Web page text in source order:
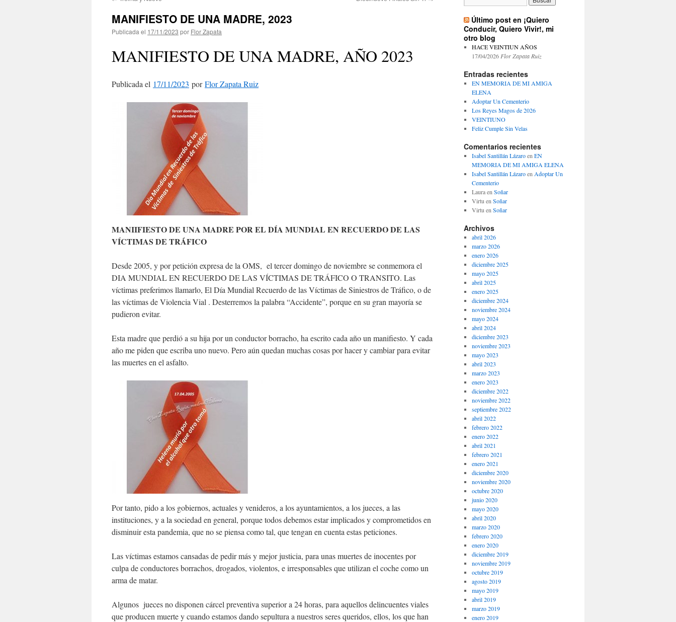
contenido
MANIFIESTO DE UNA MADRE, 2023
Publicada el 17/11/2023 por Flor Zapata
MANIFIESTO DE UNA MADRE, AÑO 2023
Publicada el 17/11/2023 porFlor Zapata Ruiz
MANIIFIESTO DE UNA MADRE POR EL DÍA MUNDIAL EN RECUERDO DE LAS
VÍCTIMAS DE TRÁFICO
Desde 2005, y por petición expresa de la OMS, el tercer domingo de noviembre se conmemora el
DIA MUNDIAL EN RECUERDO DE LAS VÍCTIMAS DE TRÁFICO O TRANSITO. Las
víctimas preferimos llamarlo, El Día Mundial Recuerdo de las Víctimas de Siniestros de Tráfico, o de
las víctimas de Violencia Vial . Desterremos la palabra “Accidente”, porque en su gran mayoría se
pudieron evitar.
Esta madre que perdió a su hija por un conductor borracho, ha escrito cada año un manifiesto. Y cada
año me piden que escriba uno nuevo. Pero aún quedan muchas cosas por hacer y cambiar para evitar
las muertes en el asfalto.
Por tanto, pido a los gobiernos, actuales y venideros, a los ayuntamientos, a los jueces, a las
instituciones, y a la sociedad en general, porque todos debemos estar implicados y comprometidos en
disminuir esta pandemia, que no se piensa como tal, que tengan en cuenta estas peticiones.
Las víctimas estamos cansadas de pedir más y mejor justicia, para unas muertes de inocentes por
culpa de conductores borrachos, drogados, violentos, e irresponsables que utilizan el coche como un
arma de matar.
Algunos jueces no disponen cárcel preventiva superior a 24 horas, para aquellos delincuentes viales
que producen muerte y cuando estamos dando sepultura a nuestros seres queridos, ellos, los que han
Último post en ¡Quiero
Conducir, Quiero Vivir!, mi
otro blog
HACE VEINTIUN AÑOS
17/04/2026 Flor Zapata Ruiz
Entradas recientes
EN MEMORIA DE MI AMIGA
ELENA
Adoptar Un Cementerio
Los Reyes Magos de 2026
VEINTIUNO
Feliz Cumple Sin Velas
Comentarios recientes
Isabel Santillán Lázaroen EN
MEMORIA DE MI AMIGA ELENA
Isabel Santillán Lázaroen Adoptar Un
Cementerio
Lauraen Soñar
Virtu en Soñar
Virtu en Soñar
Archivos
abril 2026
marzo 2026
enero 2026
diciembre 2025
mayo 2025
abril 2025
enero 2025
diciembre 2024
noviembre 2024
mayo 2024
abril 2024
diciembre 2023
noviembre 2023
mayo 2023
abril 2023
marzo 2023
enero 2023
diciembre 2022
noviembre 2022
septiembre 2022
abril 2022
febrero 2022
enero 2022
abril 2021
febrero 2021
enero 2021
diciembre 2020
noviembre 2020
octubre 2020
junio 2020
mayo 2020
abril 2020
marzo 2020
febrero 2020
enero 2020
diciembre 2019
noviembre 2019
octubre 2019
agosto 2019
mayo 2019
abril 2019
marzo 2019
enero 2019